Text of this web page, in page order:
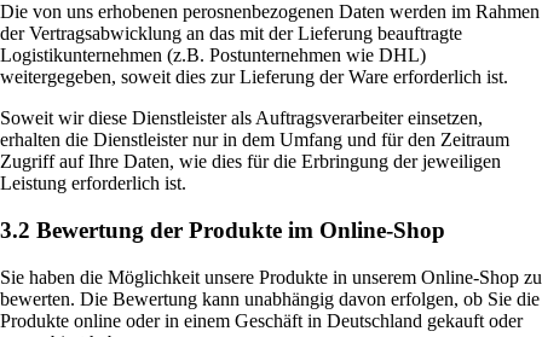
Die von uns erhobenen perosnenbezogenen Daten werden im Rahmen
der Vertragsabwicklung an das mit der Lieferung beauftragte
Logistikunternehmen (z.B. Postunternehmen wie DHL)
weitergegeben, soweit dies zur Lieferung der Ware erforderlich ist.
Soweit wir diese Dienstleister als Auftragsverarbeiter einsetzen,
erhalten die Dienstleister nur in dem Umfang und für den Zeitraum
Zugriff auf Ihre Daten, wie dies für die Erbringung der jeweiligen
Leistung erforderlich ist.
3.2 Bewertung der Produkte im Online-Shop
Sie haben die Möglichkeit unsere Produkte in unserem Online-Shop zu
bewerten. Die Bewertung kann unabhängig davon erfolgen, ob Sie die
Produkte online oder in einem Geschäft in Deutschland gekauft oder